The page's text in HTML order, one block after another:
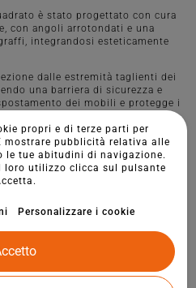
è stato progettato con cura
con angoli arrotondati e una
integrandosi esteticamente
dalle estremità taglienti dei
una barriera di sicurezza e
dei mobili e protegge i
di applicare, opzionalmente,
gomma antiscivolo su superfici
semplice e stabile grazie a tre
basta premere o inserire con un
urbano e giardino.
propri e di terze parti per
mostrare pubblicità relativa alle
le tue abitudini di navigazione.
loro utilizzo clicca sul pulsante
Personalizzare i cookie